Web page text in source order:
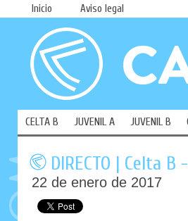
Inicio Aviso legal
CELTA B JUVENIL A JUVENIL B
DIRECTO | Celta
22 de enero de 2017